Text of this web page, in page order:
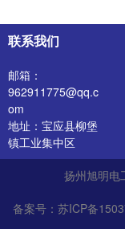
联系我们
邮箱：
962911775@qq.c
om
地址：宝应县柳堡
镇工业集中区
扬州旭明电
备案号：苏ICP备